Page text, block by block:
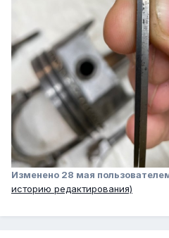
Изменено 28 мая
историю редактирования)